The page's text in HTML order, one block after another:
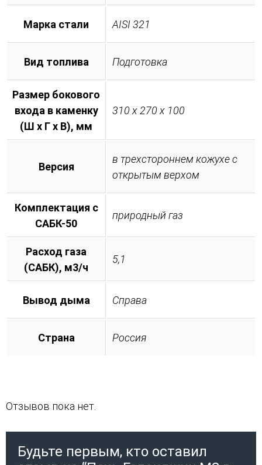
Марка стали AISI 321
Вид топлива Подготовка
Размер бокового
входа в каменку
(Ш х Г х В), мм
310 х 270 х 100
Версия
в трехстороннем кожухе с
открытым верхом
Комплектация с
САБК-50
природный газ
Расход газа
(САБК), м3/ч
5,1
Вывод дыма Справа
Страна Россия
Отзывов пока нет.
Будьте первым, кто оставил